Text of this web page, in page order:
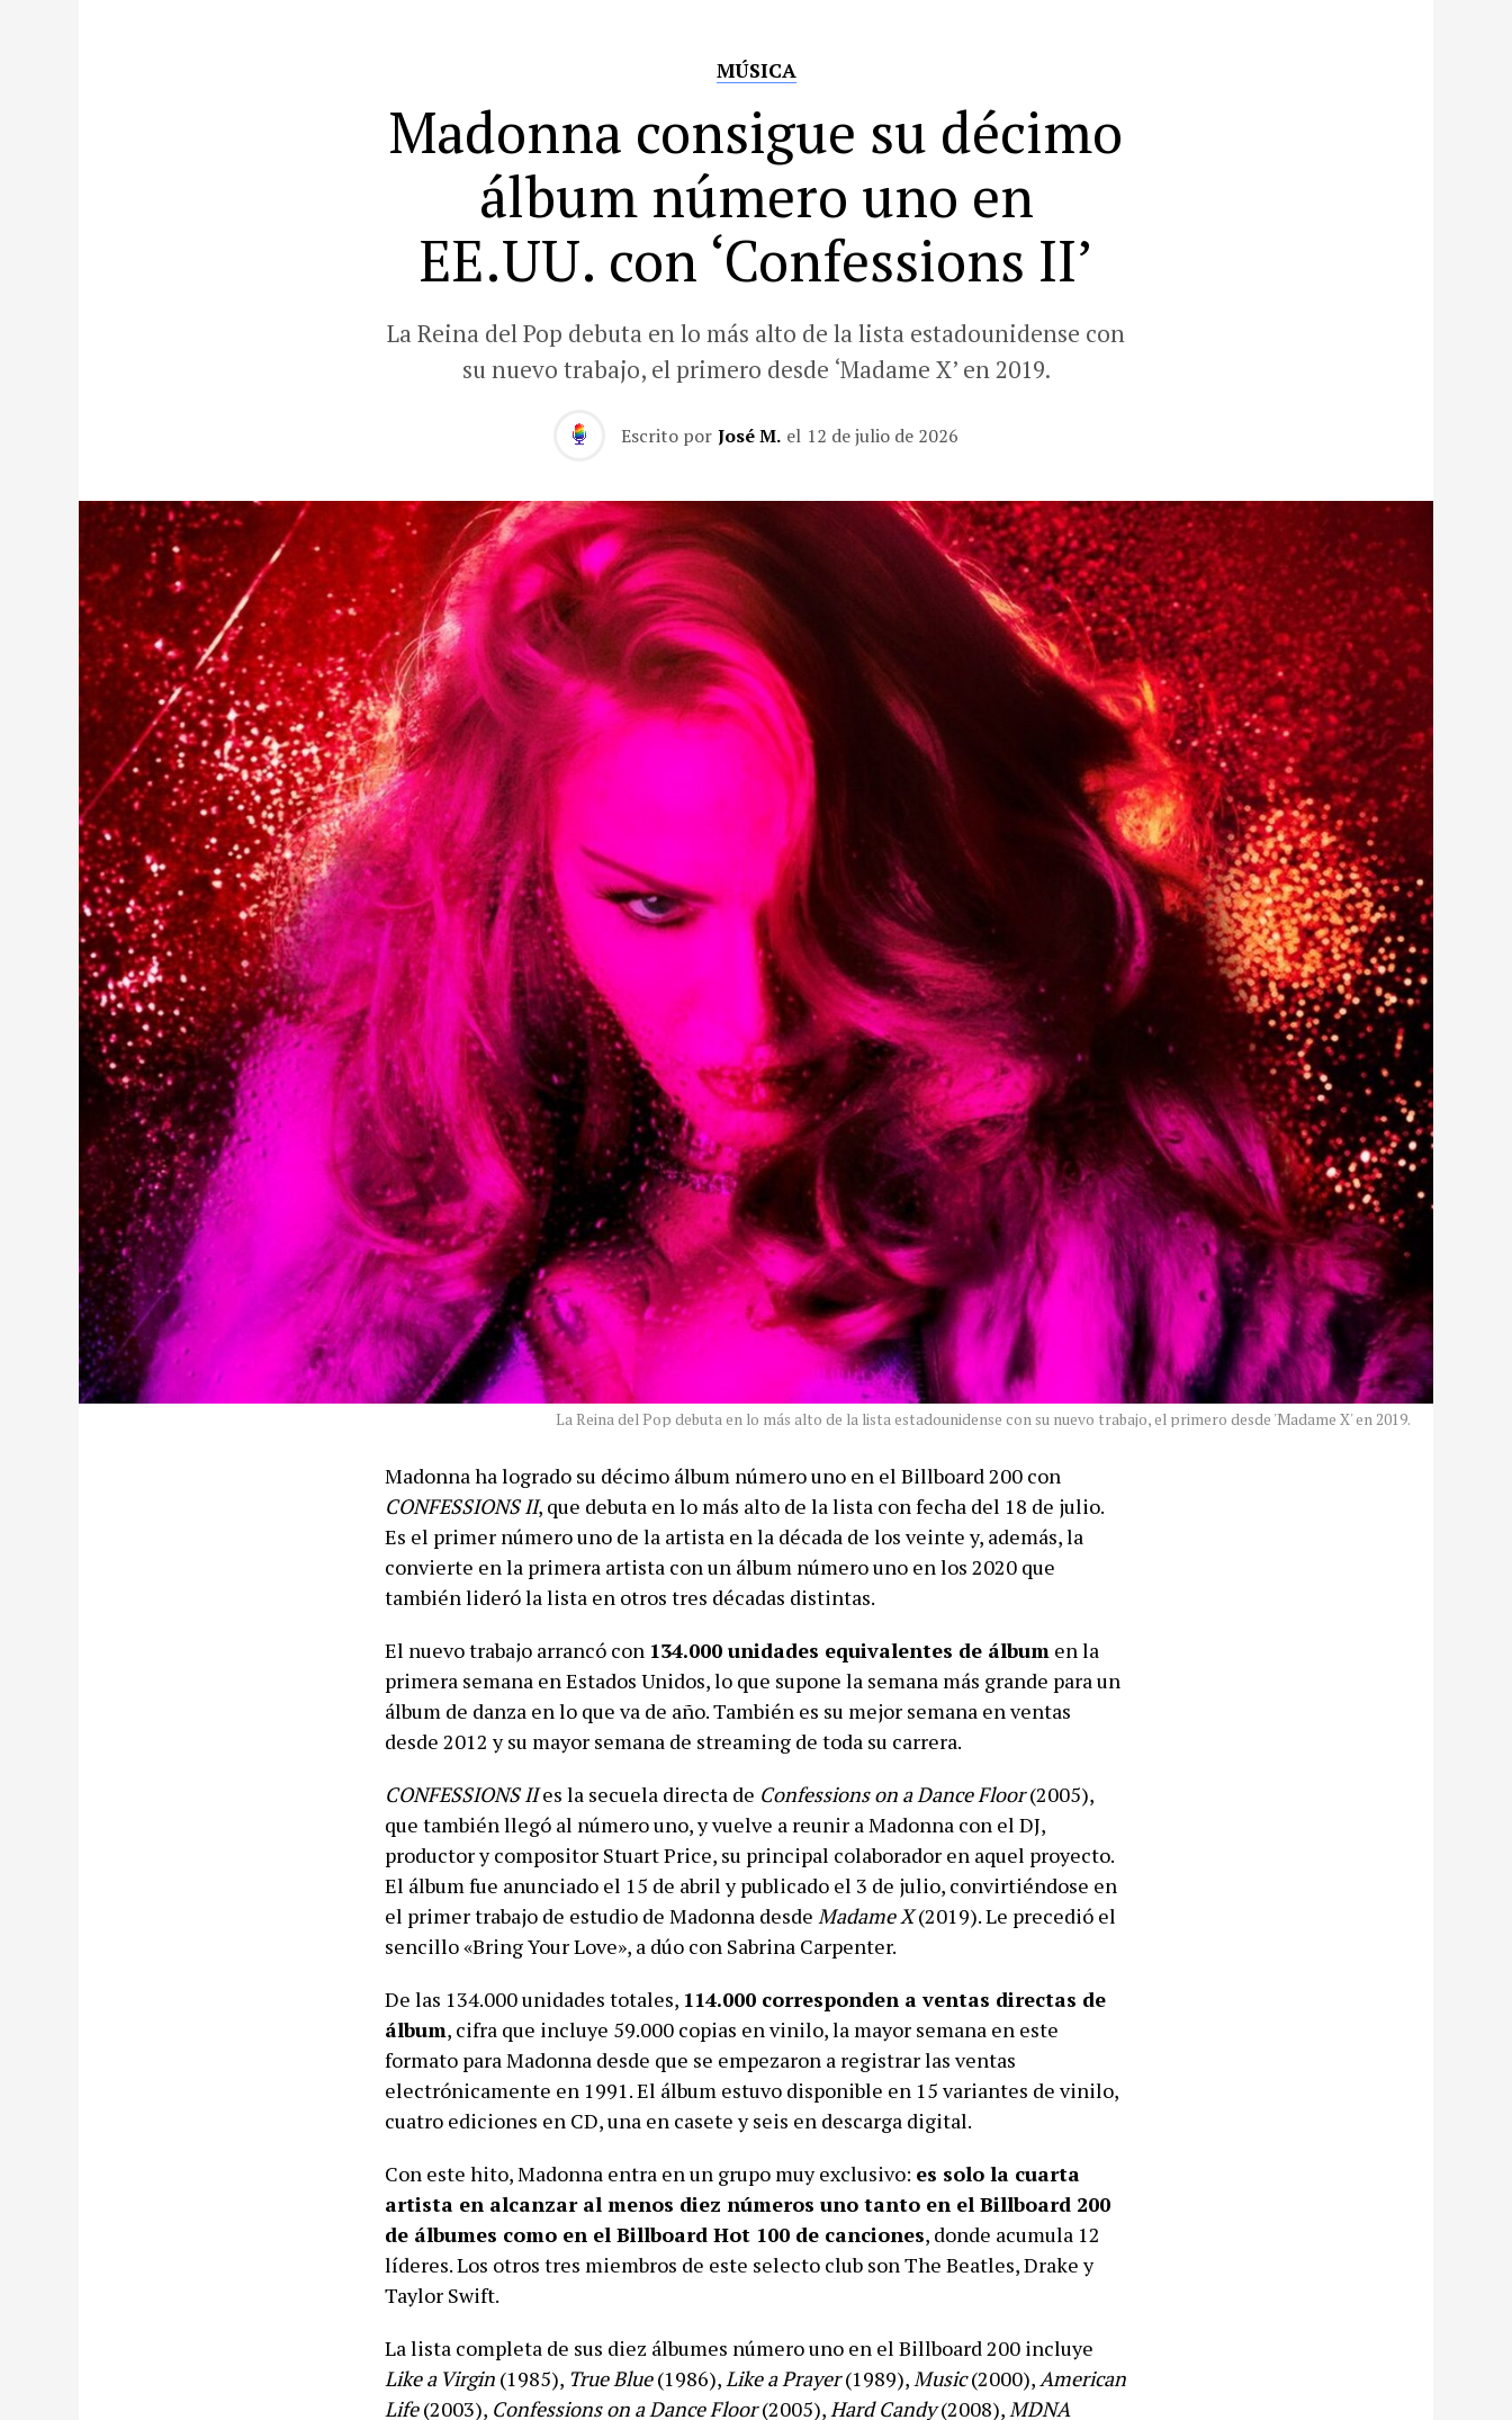
MÚSICA
Madonna consigue su décimo
álbum número uno en
EE.UU. con ‘Confessions II’
La Reina del Pop debuta en lo más alto de la lista estadounidense con
su nuevo trabajo, el primero desde ‘Madame X’ en 2019.
Escrito por José M. el 12 de julio de 2026
La Reina del Pop debuta en lo más alto de la lista estadounidense con su nuevo trabajo, el primero desde 'Madame X' en 2019.
Madonna ha logrado su décimo álbum número uno en el Billboard 200 con
CONFESSIONS II, que debuta en lo más alto de la lista con fecha del 18 de julio.
Es el primer número uno de la artista en la década de los veinte y, además, la
convierte en la primera artista con un álbum número uno en los 2020 que
también lideró la lista en otros tres décadas distintas.
El nuevo trabajo arrancó con 134.000 unidades equivalentes de álbum en la
primera semana en Estados Unidos, lo que supone la semana más grande para un
álbum de danza en lo que va de año. También es su mejor semana en ventas
desde 2012 y su mayor semana de streaming de toda su carrera.
CONFESSIONS IIes la secuela directa de Confessions on a Dance Floor(2005),
que también llegó al número uno, y vuelve a reunir a Madonna con el DJ,
productor y compositor Stuart Price, su principal colaborador en aquel proyecto.
El álbum fue anunciado el 15 de abril y publicado el 3 de julio, convirtiéndose en
el primer trabajo de estudio de Madonna desde Madame X(2019). Le precedió el
sencillo «Bring Your Love», a dúo con Sabrina Carpenter.
De las 134.000 unidades totales, 114.000 corresponden a ventas directas de
álbum, cifra que incluye 59.000 copias en vinilo, la mayor semana en este
formato para Madonna desde que se empezaron a registrar las ventas
electrónicamente en 1991. El álbum estuvo disponible en 15 variantes de vinilo,
cuatro ediciones en CD, una en casete y seis en descarga digital.
Con este hito, Madonna entra en un grupo muy exclusivo: es solo la cuarta
artista en alcanzar al menos diez números uno tanto en el Billboard 200
de álbumes como en el Billboard Hot 100 de canciones, donde acumula 12
líderes. Los otros tres miembros de este selecto club son The Beatles, Drake y
Taylor Swift.
La lista completa de sus diez álbumes número uno en el Billboard 200 incluye
Like a Virgin (1985), True Blue(1986),Like a Prayer(1989),Music(2000),American
Life(2003), Confessions on a Dance Floor(2005),Hard Candy(2008),MDNA